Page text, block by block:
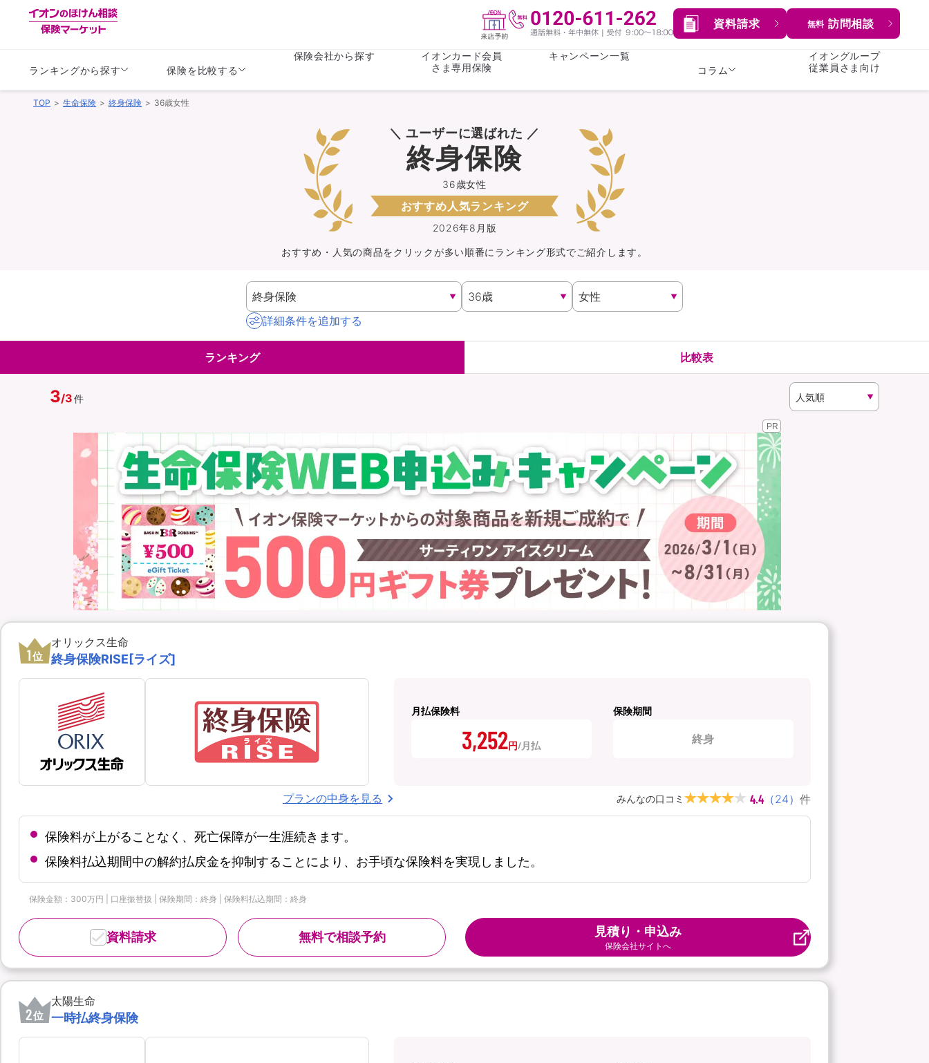
資料請求 無料 訪問相談
ランキングから探す
がん保険 女性医療保険
収入保障保険
持病がある方向け
持病がある方向け
がん保険
バイク保険 火災保険
ペット保険
スマホ保険
イオンカード会員さま
専用保険（損害保険）
WAON POINT還元型保険
保険を比較する
がん保険 女性医療保険
収入保障保険 介護・認知症保険
保険会社から探す
イオンカード会員
さま専用保険
キャンペーン一覧
コラム
ライフステージ 心配事
イオングループ
従業員さま向け
TOP 生命保険 終身保険 36歳女性
＼ ユーザーに選ばれた ／
2026年8月版
36歳女性
終身保険
おすすめ人気ランキング
おすすめ・人気の商品をクリックが多い順番にランキング形式でご紹介します。
詳細条件を追加する
ランキング 比較表
3/3件
PR
1位
オリックス生命
終身保険RISE[ライズ]
月払保険料
3,252円
保険期間
終身
プランの中身を見る みんなの口コミ 4.4 （24） 件
保険料が上がることなく、死亡保障が一生涯続きます。
保険料払込期間中の解約払戻金を抑制することにより、お手頃な保険料を実現しました。
保険金額：300万円 | 口座振替扱 | 保険期間：終身 | 保険料払込期間：終身
無料で相談予約
資料請求 見積り・申込み
保険会社サイトへ
2位
太陽生命
一時払終身保険